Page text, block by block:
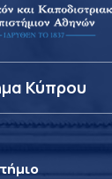
Κύπρου